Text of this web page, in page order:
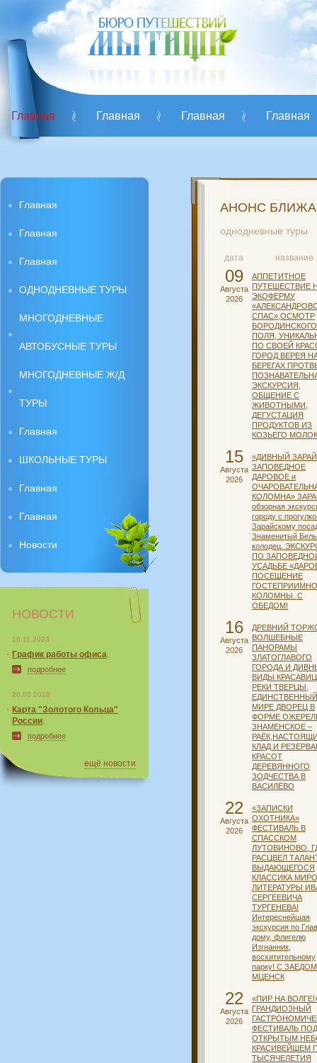
Главная Главная Главная Главная
АНОНС
однодневные туры
дата название
09
Августа
2026
АППЕТИТНОЕ
ПУТЕШЕСТВИЕ
ЭКОФЕРМУ
СПАС»,ОСМОТР
БОРОДИНСКОГО
ПОЛЯ,
ПО СВОЕЙ
ГОРОД ВЕРЕЯ
БЕРЕГАХ
ЭКСКУРСИЯ,
ОБЩЕНИЕ С
ЖИВОТНЫМИ,
ДЕГУСТАЦИЯ
ПРОДУКТОВ ИЗ
КОЗЬЕГО
15
Августа
2026
«ДИВНЫЙ
ЗАПОВЕДНОЕ
ДАРОВОЕ и
КОЛОМНА»
обзорная
городу с
Зарайскому
Знаменитый
колодец.
ПО
УСАДЬБЕ
ПОСЕЩЕНИЕ
КОЛОМНЫ. С
ОБЕДОМ!
16
Августа
2026
ДРЕВНИЙ
ВОЛШЕБНЫЕ
ПАНОРАМЫ
ЗЛАТОГЛАВОГО
ГОРОДА И
ВИДЫ
РЕКИ ТВЕРЦЫ,
МИРЕ ДВОРЕЦ В
ФОРМЕ
ЗНАМЕНСКОЕ –
КЛАД И
КРАСОТ
ДЕРЕВЯННОГО
ЗОДЧЕСТВА В
ВАСИЛЁВО
22
Августа
2026
«ЗАПИСКИ
ОХОТНИКА»
ФЕСТИВАЛЬ В
СПАССКОМ
ЛУТОВИНОВО,
РАСЦВЕЛ
ВЫДАЮЩЕГОСЯ
КЛАССИКА
ЛИТЕРАТУРЫ
СЕРГЕЕВИЧА
ТУРГЕНЕВА!
Интереснейшая
экскурсия по
дому, флигелю
Изгнанник,
восхитительному
парку! С
МЦЕНСК
22
Августа
2026
«ПИР НА
ГРАНДИОЗНЫЙ
ФЕСТИВАЛЬ ПОД
ОТКРЫТЫМ
КРАСИВЕЙШЕМ
ТЫСЯЧЕЛЕТИЯ
Главная
Главная
Главная
ОДНОДНЕВНЫЕ ТУРЫ
МНОГОДНЕВНЫЕ
АВТОБУСНЫЕ ТУРЫ
МНОГОДНЕВНЫЕ Ж/Д
ТУРЫ
Главная
ШКОЛЬНЫЕ ТУРЫ
Главная
Главная
Новости
НОВОСТИ
16.11.2023
График работы офиса.
подробнее
26.05.2018
Карта "Золотого Кольца"
России.
подробнее
ещё новости